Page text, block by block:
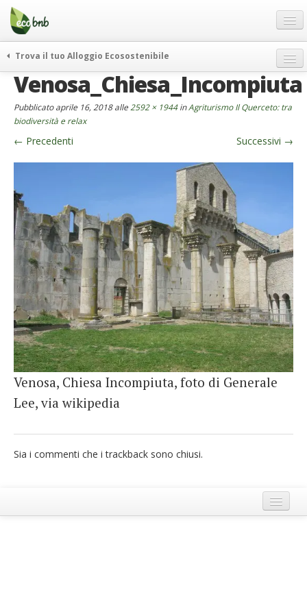
Menu
Salta
contenuto
Offerte Speciali
Regali
FAQ
Chi Siamo
Contatti
Italiano
German
English
Spanish
French
Italiano
Trova il tuo Alloggio Ecosostenibile
weekend green
curiosità
vivere e viaggiare verde
news ed eventi
rassegna stampa
Venosa_Chiesa_Incompiuta
Pubblicatoaprile 16, 2018alle 2592 × 1944inAgriturismo Il Querceto: tra
biodiversità e relax
← Precedenti Successivi →
Venosa, Chiesa Incompiuta, foto di Generale
Lee, via wikipedia
Sia i commenti che i trackback sono chiusi.